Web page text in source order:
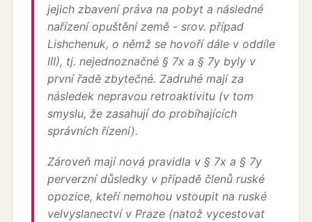
jejich zbavení práva na pobyt a následné
nařízení opuštění země - srov. případ
Lishchenuk, o němž se hovoří dále v oddíle
III), tj. nejednoznačné § 7x a § 7y byly v
první řadě zbytečné. Zadruhé mají za
následek nepravou retroaktivitu (v tom
smyslu, že zasahují do probíhajících
správních řízení).
Zároveň mají nová pravidla v § 7x a § 7y
perverzní důsledky v případě členů ruské
opozice, kteří nemohou vstoupit na ruské
velvyslanectví v Praze (natož vycestovat